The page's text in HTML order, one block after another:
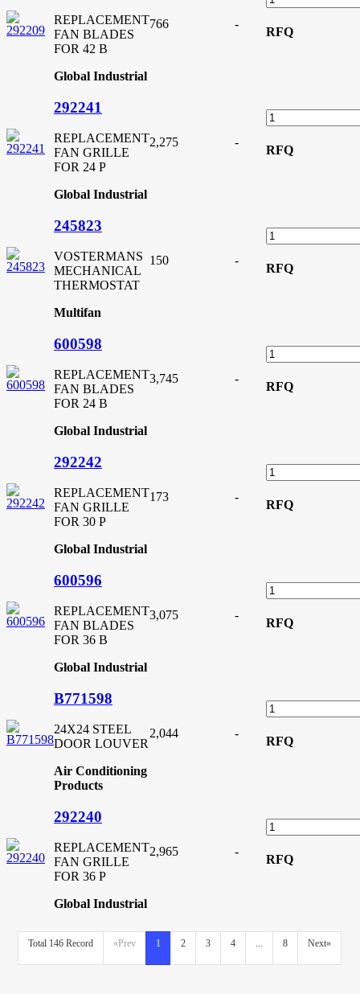
REPLACEMENT
FAN BLADES
FOR 42 B
Global Industrial
766 -
RFQ
292241
REPLACEMENT
FAN GRILLE
FOR 24 P
Global Industrial
2,275 -
RFQ
245823
VOSTERMANS
MECHANICAL
THERMOSTAT
Multifan
150 -
RFQ
600598
REPLACEMENT
FAN BLADES
FOR 24 B
Global Industrial
3,745 -
RFQ
292242
REPLACEMENT
FAN GRILLE
FOR 30 P
Global Industrial
173 -
RFQ
600596
REPLACEMENT
FAN BLADES
FOR 36 B
Global Industrial
3,075 -
RFQ
B771598
24X24 STEEL
DOOR LOUVER
Air Conditioning
Products
2,044 -
RFQ
292240
REPLACEMENT
FAN GRILLE
FOR 36 P
Global Industrial
2,965 -
RFQ
Total 146 Record «Prev 1 2 3 4 ... 8 Next»